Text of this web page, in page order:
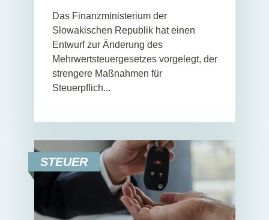
Das Finanzministerium der
Slowakischen Republik hat einen
Entwurf zur Änderung des
Mehrwertsteuergesetzes vorgelegt, der
strengere Maßnahmen für
Steuerpflich...
STEUER